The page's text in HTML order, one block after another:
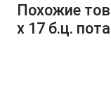
Похожие
х 17 б.ц.